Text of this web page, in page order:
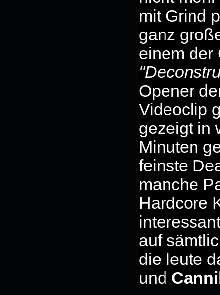
mit Grind
ganz
einem der
Opener
Videoclip
gezeigt in
Minuten
feinste
manche
Hardcore
auf
die leute
und